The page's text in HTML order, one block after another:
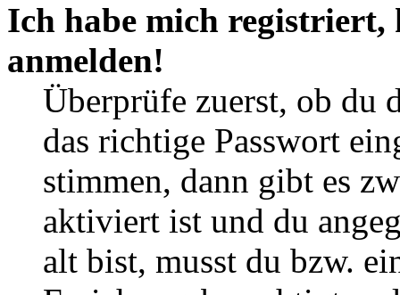
Ich habe mich
anmelden!
Überprüfe zuerst, ob du
das richtige Passwort
stimmen, dann gibt es
aktiviert ist und du
alt bist, musst du bzw.